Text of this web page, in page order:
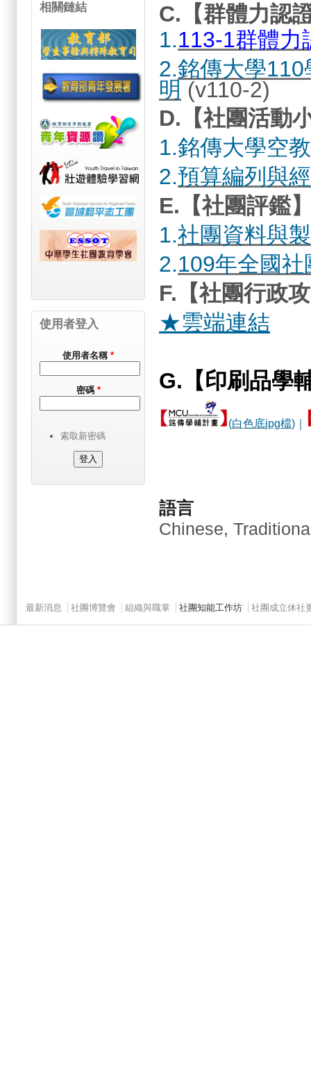
C.【群體力認
1.113-1群體力
2.銘傳大學
明 (v110-2)
D.【社團活動
1.銘傳大學空
2.預算編列與
E.【社團評鑑
1.社團資料與
2.109年全國
F.【社團行政
★雲端連結
G.【印刷品學
(白色底jpg檔)｜
語言
Chinese,
相關鏈結
使用者登入
使用者名稱 *
密碼 *
索取新密碼
Main menu 2
最新消息 社團博覽會 組織與職掌 社團知能工作坊 社團成立休社